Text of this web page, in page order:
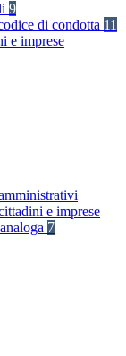
9
di condotta 11
e imprese
e imprese
7